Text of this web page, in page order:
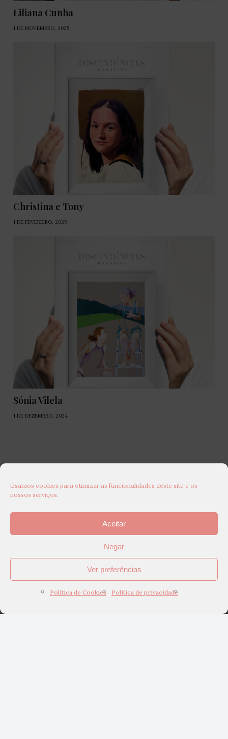
Usamos cookies para otimizar as funcionalidades deste site e os
nossos serviços.
Aceitar
Negar
Ver preferências
Política de Cookies Política de privacidade
Liliana Cunha
1 DE NOVEMBRO, 2025
Christina e Tony
1 DE FEVEREIRO, 2025
Sónia Vilela
1 DE DEZEMBRO, 2024